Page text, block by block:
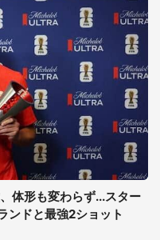
体形も変わらず...スター
ンドと最強2ショット